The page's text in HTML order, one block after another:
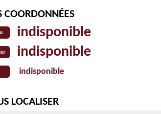
COORDONNÉES
indisponible
indisponible
indisponible
LOCALISER